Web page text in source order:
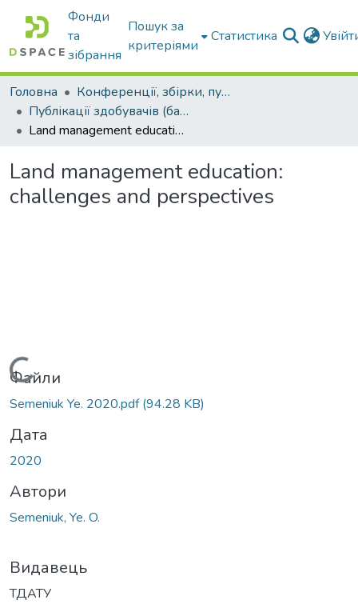
Фонди
та
зібрання
Пошук за
критеріями
Статистика
Головна
Конференції, збірки, публікації молодих вчених і здобувачів : магістрів, бакалаврів, аспірантів.
Публікації здобувачів (бакалаврів. магістрів, аспірантів)
Land management education: challenges and perspectives
Land management education:
challenges and perspectives
Вантажиться...
Файли
Semeniuk Ye. 2020.pdf(94.28 KB)
Дата
2020
Автори
Semeniuk, Ye. O.
Видавець
ТДАТУ